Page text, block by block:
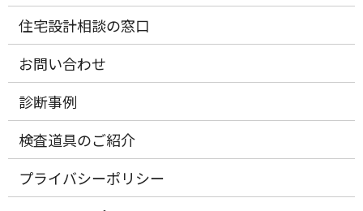
住宅設計相談の窓口
お問い合わせ
診断事例
検査道具のご紹介
プライバシーポリシー